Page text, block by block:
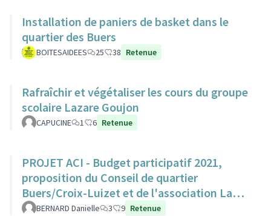
Installation de paniers de basket dans le
quartier des Buers
BOITESAIDEES 25 38 Retenue
Rafraîchir et végétaliser les cours du groupe
scolaire Lazare Goujon
CAPUCINE 1 6 Retenue
PROJET ACI - Budget participatif 2021,
proposition du Conseil de quartier
Buers/Croix-Luizet et de l'association La
Ville Edifiante
BERNARD Danielle 3 9 Retenue